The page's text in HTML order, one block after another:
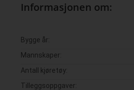
Informasjonen om:
Bygge år:
Mannskaper:
Antall kjøretøy:
Tilleggsoppgaver: